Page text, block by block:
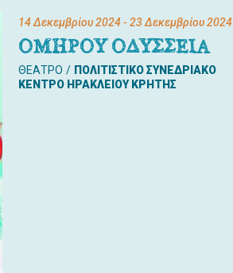
14 Δεκεμβρίου 2024- 23 Δεκεμβρίου 2024
ΟΜΗΡΟΥ ΟΔΥΣΣΕΙΑ
ΘΕΑΤΡΟ
ΠΟΛΙΤΙΣΤΙΚΟ ΣΥΝΕΔΡΙΑΚΟ
ΚΕΝΤΡΟ ΗΡΑΚΛΕΙΟΥ ΚΡΗΤΗΣ